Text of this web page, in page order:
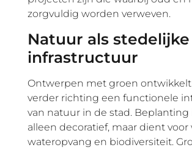
zorgvuldig worden verweven.
Natuur als stedelijke
infrastructuur
Ontwerpen met groen ontwikkelt
verder richting een functionele
van natuur in de stad. Beplanting
alleen decoratief, maar dient voor
wateropvang en biodiversiteit.